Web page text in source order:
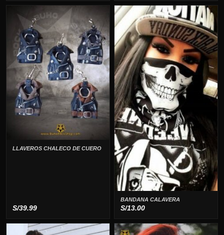
LLAVEROS CHALECO DE CUERO
S/39.99
BANDANA CALAVERA
S/13.00